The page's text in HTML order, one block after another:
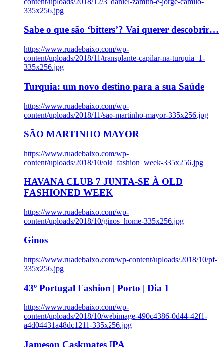
335x256.jpg
Sabe o que são ‘bitters’? Vai querer descobrir…
https://www.ruadebaixo.com/wp-
content/uploads/2018/11/transplante-capilar-na-turquia_1-
335x256.jpg
Turquia: um novo destino para a sua Saúde
https://www.ruadebaixo.com/wp-
content/uploads/2018/11/sao-martinho-mayor-335x256.jpg
SÃO MARTINHO MAYOR
https://www.ruadebaixo.com/wp-
content/uploads/2018/10/old_fashion_week-335x256.jpg
HAVANA CLUB 7 JUNTA-SE À OLD
FASHIONED WEEK
https://www.ruadebaixo.com/wp-
content/uploads/2018/10/ginos_home-335x256.jpg
Ginos
https://www.ruadebaixo.com/wp-content/uploads/2018/10/pf-
335x256.jpg
43º Portugal Fashion | Porto | Dia 1
https://www.ruadebaixo.com/wp-
content/uploads/2018/10/webimage-490c4386-0d44-42f1-
a4d04431a48dc1211-335x256.jpg
Jameson Caskmates IPA